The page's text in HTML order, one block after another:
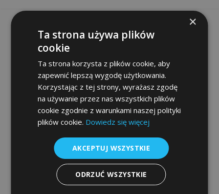
sieciowe
Doradztwo
informatyczne
Inwentaryzacja
Informacje
Szybki dostęp
Sklep
Programy
Nasze marki:
×
Ta strona używa plików
cookie
Ta strona korzysta z plików cookie, aby
zapewnić lepszą wygodę użytkowania.
Korzystając z tej strony, wyrażasz zgodę
na używanie przez nas wszystkich plików
cookie zgodnie z warunkami naszej polityki
plików cookie. Dowiedz się więcej
AKCEPTUJ WSZYSTKIE
ODRZUĆ WSZYSTKIE